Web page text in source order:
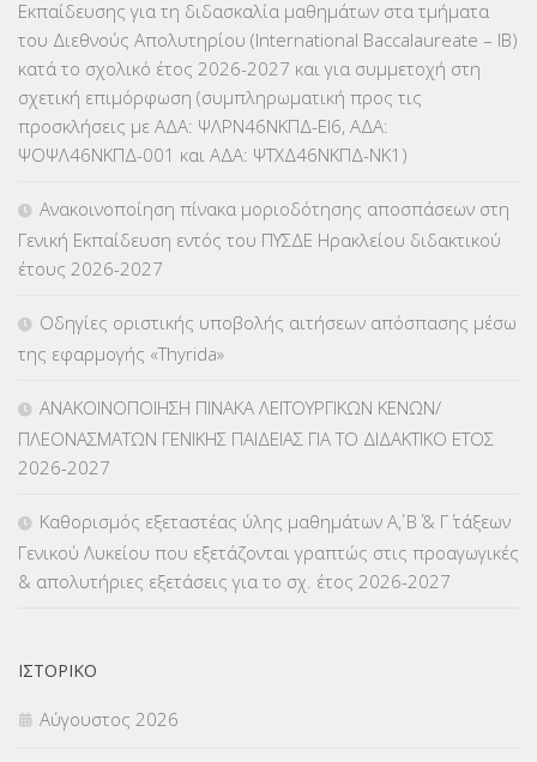
ΕΥΡΩΠΑΪΚΑ ΠΡΟΓΡΑΜΜΑΤΑ(230)
ΚΕΣΥ (60)
ΚΕΣΥΠ(109)
ΚΠγ – ΚΡΑΤΙΚΟ ΠΙΣΤΟΠΟΙΗΤΙΚΟ ΓΛΩΣΣΟΜΑΘΕΙΑΣ(135)
ΚΠπ- ΚΡΑΤΙΚΟ ΠΙΣΤΟΠΟΙΗΤΙΚΟ ΠΛΗΡΟΦΟΡΙΚΗΣ
ΛΟΙΠΑ(309)
ΜΕΤΑΘΕΣΕΙΣ-ΤΟΠΟΘΕΤΗΣΕΙΣ ΒΕΛΤΙΩΣΕΙΣ(319)
ΜΕΤΑΦΟΡΑ ΜΑΘΗΤΩΝ(3)
ΟΙΚΟΝΟΜΙΚΑ ΘΕΜΑΤΑ
Π.Ε.Κ. ΗΡΑΚΛΕΙΟΥ
Εκπαίδευσης για τη διδασκαλία μαθημάτων στα τμήματα
του Διεθνούς Απολυτηρίου (International Baccalaureate – IB)
κατά το σχολικό έτος 2026-2027 και για συμμετοχή στη
σχετική επιμόρφωση (συμπληρωματική προς τις
προσκλήσεις με ΑΔΑ: ΨΛΡΝ46ΝΚΠΔ-ΕΙ6, ΑΔΑ:
ΨΟΨΛ46ΝΚΠΔ-001 και ΑΔΑ: ΨΤΧΔ46ΝΚΠΔ-ΝΚ1)
Ανακοινοποίηση πίνακα μοριοδότησης αποσπάσεων στη
Γενική Εκπαίδευση εντός του ΠΥΣΔΕ Ηρακλείου διδακτικού
έτους 2026-2027
Οδηγίες οριστικής υποβολής αιτήσεων απόσπασης μέσω
της εφαρμογής «Thyrida»
ΑΝΑΚΟΙΝΟΠΟΙΗΣΗ ΠΙΝΑΚΑ ΛΕΙΤΟΥΡΓΙΚΩΝ ΚΕΝΩΝ/
ΠΛΕΟΝΑΣΜΑΤΩΝ ΓΕΝΙΚΗΣ ΠΑΙΔΕΙΑΣ ΓΙΑ ΤΟ ΔΙΔΑΚΤΙΚΟ ΕΤΟΣ
2026-2027
Καθορισμός εξεταστέας ύλης μαθημάτων Α΄, Β΄ & Γ΄ τάξεων
Γενικού Λυκείου που εξετάζονται γραπτώς στις προαγωγικές
& απολυτήριες εξετάσεις για το σχ. έτος 2026-2027
ΙΣΤΟΡΙΚΌ
Αύγουστος 2026